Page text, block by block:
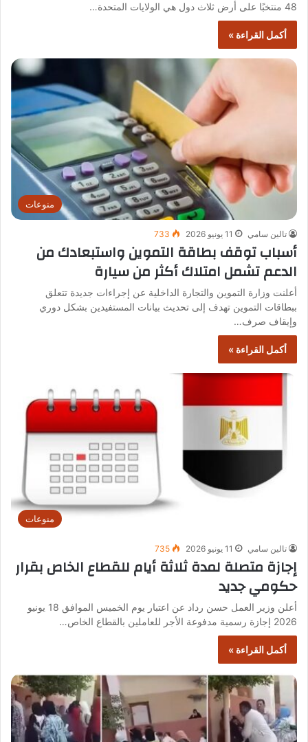
48 منتخبًا على أرض ثلاث دول هي الولايات المتحدة…
أكمل القراءة »
منوعات
تالين سامي 11 يونيو 2026 733
أسباب توقف بطاقة التموين واستبعادك من
الدعم تشمل امتلاك أكثر من سيارة
أعلنت وزارة التموين والتجارة الداخلية عن إجراءات جديدة تتعلق
ببطاقات التموين تهدف إلى تحديث بيانات المستفيدين بشكل دوري
وإيقاف صرف…
أكمل القراءة »
منوعات
تالين سامي 11 يونيو 2026 735
إجازة متصلة لمدة ثلاثة أيام للقطاع الخاص بقرار
حكومي جديد
أعلن وزير العمل حسن رداد عن اعتبار يوم الخميس الموافق 18 يونيو
2026 إجازة رسمية مدفوعة الأجر للعاملين بالقطاع الخاص…
أكمل القراءة »